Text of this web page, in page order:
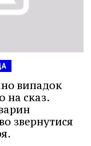
випадок
на сказ.
звернутися